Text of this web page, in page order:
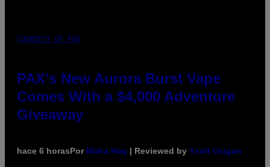
COURTESY OF PAX
PAX’s New Aurora Burst Vape
Comes With a $4,000 Adventure
Giveaway
hace 6 horasPor Maha Haq | Reviewed by Ysolt Usigan